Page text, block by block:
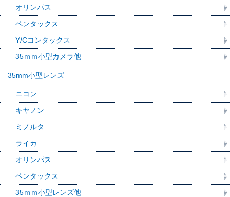
オリンパス
ペンタックス
Y/Cコンタックス
35ｍｍ小型カメラ他
35mm小型レンズ
ニコン
キヤノン
ミノルタ
ライカ
オリンパス
ペンタックス
35ｍｍ小型レンズ他